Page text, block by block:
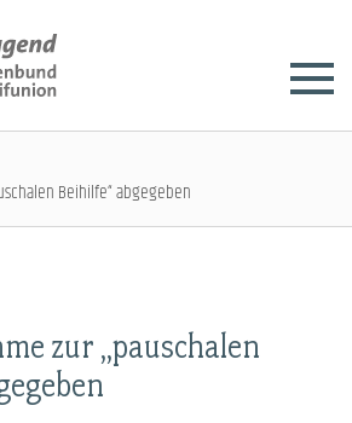
Beihilfe“ abgegeben
zur „pauschalen